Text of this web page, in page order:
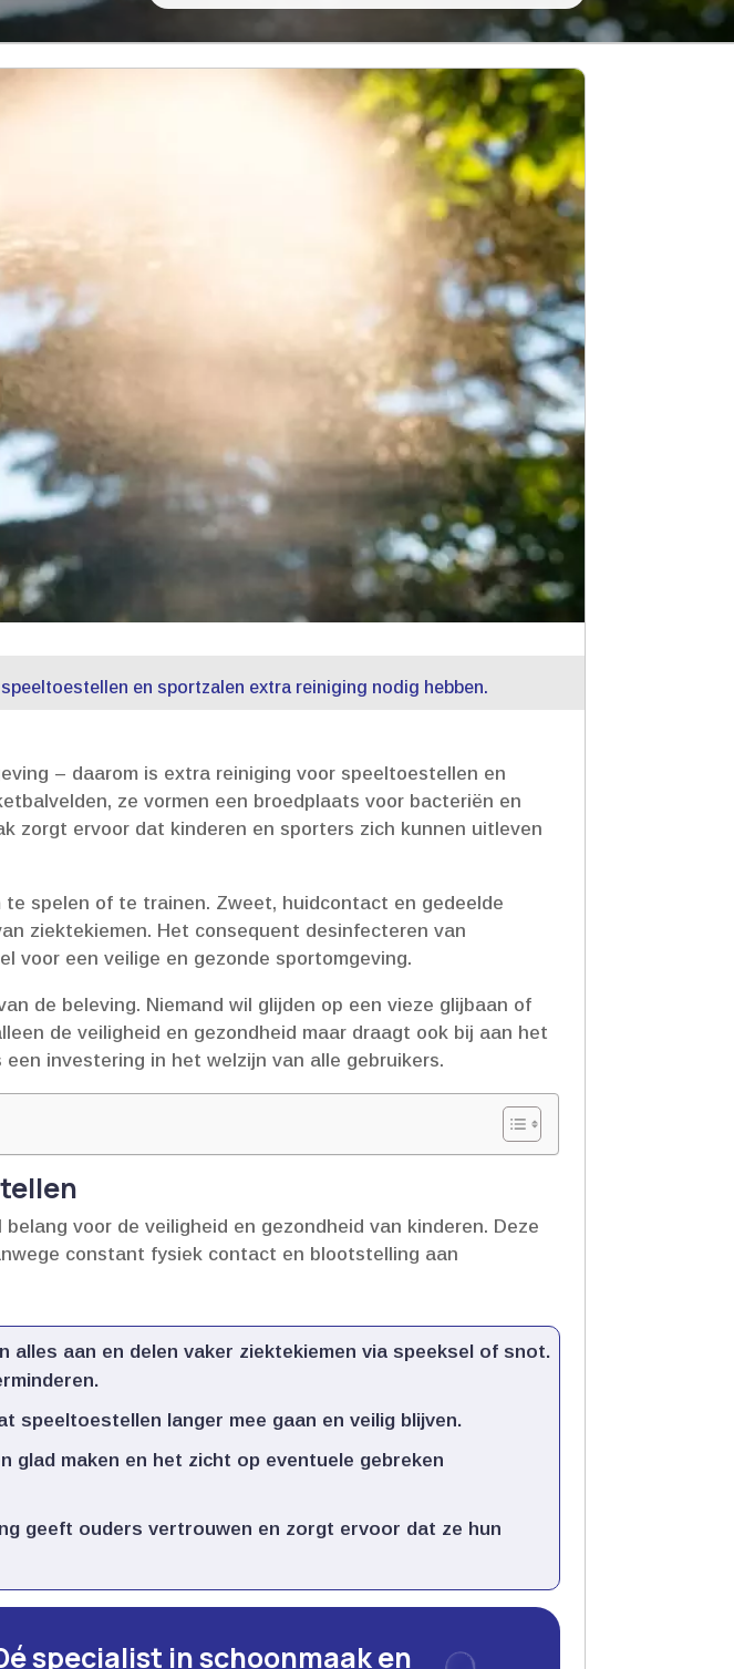
en sportzalen extra reiniging nodig hebben.​
– daarom is extra reiniging voor speeltoestellen en
ze vormen een broedplaats voor bacteriën en
zorgt ervoor dat kinderen en sporters zich kunnen uitleven
spelen of te trainen.​ Zweet, huidcontact en gedeelde
ziektekiemen.​ Het consequent desinfecteren van
voor een veilige en gezonde sportomgeving.​
de beleving.​ Niemand wil glijden op een vieze glijbaan of
de veiligheid en gezondheid maar draagt ook bij aan het
investering in het welzijn van alle gebruikers.​
voor de veiligheid en gezondheid van kinderen.​ Deze
constant fysiek contact en blootstelling aan
alles aan en delen vaker ziektekiemen via speeksel of snot.​
speeltoestellen langer mee gaan en veilig blijven.​
glad maken en het zicht op eventuele gebreken
geeft ouders vertrouwen en zorgt ervoor dat ze hun
specialist in schoonmaak en